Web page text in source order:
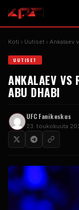
Koti Uutiset Ankalaev
UUTISET
ANKALAEV VS
ABU DHABI
UFCFanikeskus
23. toukokuuta